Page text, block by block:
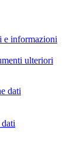
e informazioni
ulteriori
dati